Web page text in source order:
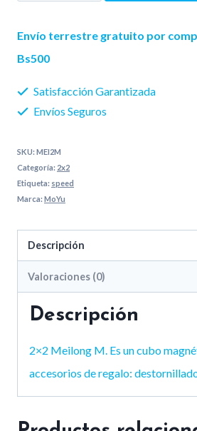
M
cantidad
Envío terrestre gratuito por
Bs500
Satisfacción Garantizada
Envíos Seguros
SKU:MEI2M
Categoría: 2x2
Etiqueta: speed
Marca:MoYu
Descripción
Valoraciones (0)
Descripción
2×2 Meilong M. Es un cubo
accesorios de regalo: